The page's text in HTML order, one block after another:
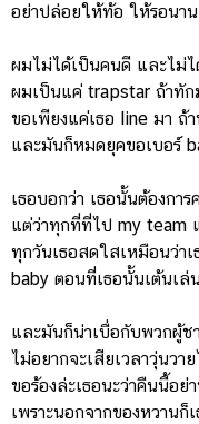
อย่าปล่อยให้ท้อ ให้รอนา
ผมไม่ได้เป็นคนดี และไม่ไ
ผมเป็นแค่ trapstar ถ้าทัก
ขอเพียงแค่เธอ line มา ถ้
และมันก็หมดยุคขอเบอร์
เธอบอกว่า เธอนั้นต้องการ
แต่ว่าทุกที่ที่ไป my team
ทุกวันเธอสดใสเหมือนว่า
baby ตอนที่เธอนั้นเต้นเ
และมันก็น่าเบื่อกับพวกผู้ช
ไม่อยากจะเสียเวลาวุ่นวา
ขอร้องล่ะเธอนะว่าคืนนี้อย่
เพราะนอกจากของหวานก็